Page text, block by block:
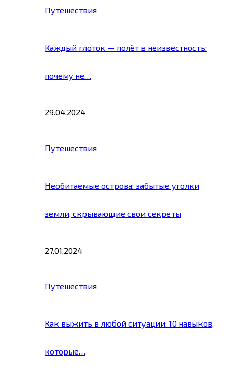
Путешествия
Каждый глоток — полёт в неизвестность:
почему не…
29.04.2024
Путешествия
Необитаемые острова: забытые уголки
земли, скрывающие свои секреты
27.01.2024
Путешествия
Как выжить в любой ситуации: 10 навыков,
которые…